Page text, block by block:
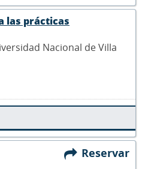
las prácticas
Nacional de Villa
Reservar